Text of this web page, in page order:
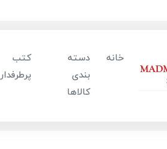
خانه
دسته
بندی
کالاها
کتب
پرطرفدار